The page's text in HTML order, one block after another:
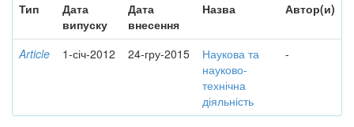
Тип
Дата
випуску
Дата
внесення
Назва Автор(и)
Article 1-січ-2012 24-гру-2015
Наукова та
науково-
технічна
діяльність
-